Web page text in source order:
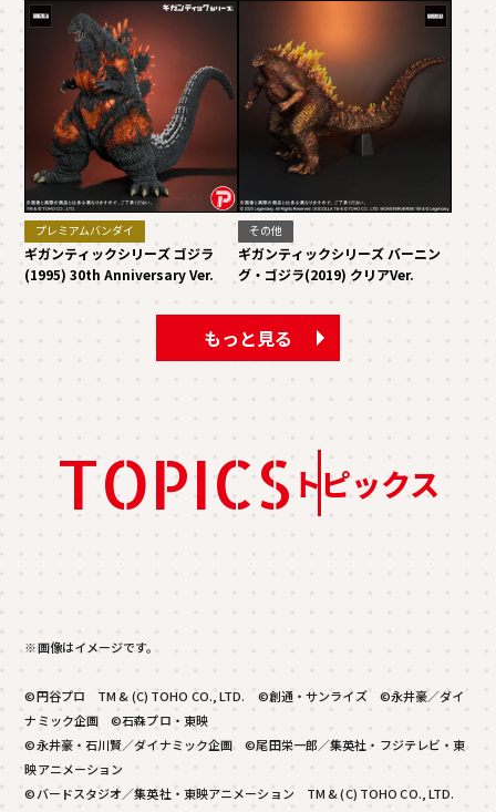
プレミアムバンダイ
ギガンティックシリーズ ゴジラ
(1995) 30th Anniversary Ver.
その他
ギガンティックシリーズ バーニン
グ・ゴジラ(2019) クリアVer.
もっと見る
TOPICS トピックス
※画像はイメージです。
©円谷プロ TM & (C) TOHO CO., LTD. ©創通・サンライズ ©永井豪／ダイ
ナミック企画 ©石森プロ・東映
©永井豪・石川賢／ダイナミック企画 ©尾田栄一郎／集英社・フジテレビ・東
映アニメーション
©バードスタジオ／集英社・東映アニメーション TM & (C) TOHO CO., LTD.